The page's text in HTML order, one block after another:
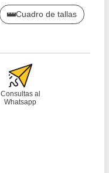
Cuadro de tallas
Consultas al
Whatsapp